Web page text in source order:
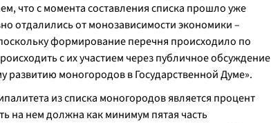
что с момента составления списка прошло уже
отдалились от монозависимости экономики –
формирование перечня происходило по
с их участием через публичное обсуждение
развитию моногородов в Государственной Думе».
из списка моногородов является процент
на нем должна как минимум пятая часть